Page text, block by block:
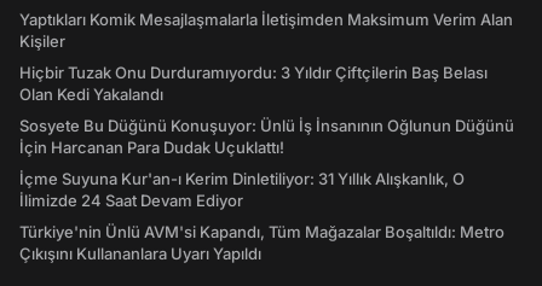
Yaptıkları Komik Mesajlaşmalarla İletişimden Maksimum Verim Alan
Kişiler
Hiçbir Tuzak Onu Durduramıyordu: 3 Yıldır Çiftçilerin Baş Belası
Olan Kedi Yakalandı
Sosyete Bu Düğünü Konuşuyor: Ünlü İş İnsanının Oğlunun Düğünü
İçin Harcanan Para Dudak Uçuklattı!
İçme Suyuna Kur'an-ı Kerim Dinletiliyor: 31 Yıllık Alışkanlık, O
İlimizde 24 Saat Devam Ediyor
Türkiye'nin Ünlü AVM'si Kapandı, Tüm Mağazalar Boşaltıldı: Metro
Çıkışını Kullananlara Uyarı Yapıldı